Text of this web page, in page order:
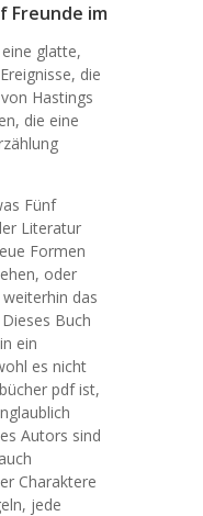
Freunde im
glatte,
die
Hastings
die eine
Fünf
Literatur
Formen
oder
das
Buch
ein
es nicht
pdf ist,
Autors sind
Charaktere
jede